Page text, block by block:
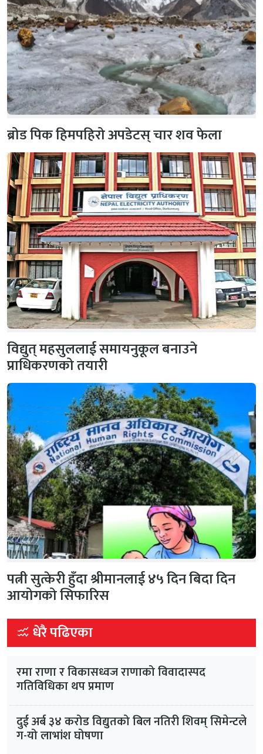
ब्रोड पिक हिमपहिरो अपडेटस् चार शव फेला
विद्युत् महसुललाई समायनुकूल बनाउने
प्राधिकरणको तयारी
पत्नी सुत्केरी हुँदा श्रीमानलाई ४५ दिन बिदा दिन
आयोगको सिफारिस
धेरै पढिएका
रमा राणा र विकासध्वज राणाको विवादास्पद
गतिविधिका थप प्रमाण
दुई अर्ब ३४ करोड विद्युतको बिल नतिरी शिवम् सिमेन्टले
ग-यो लाभांश घोषणा